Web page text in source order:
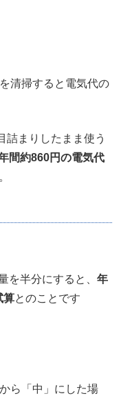
清掃すると電気代の
詰まりしたまま使う
間約860円の電気代
。
を半分にすると、 年
算とのことです
ら「中」にした場